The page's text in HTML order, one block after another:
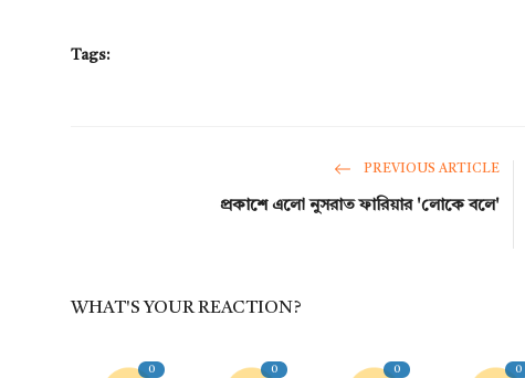
Tags:
PREVIOUS ARTICLE
প্রকাশে এলো নুসরাত ফারিয়ার 'লোকে বলে'
WHAT'S YOUR REACTION?
0 0 0 0